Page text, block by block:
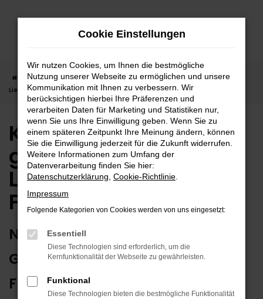
Zum
Startseite Freudenstadt
Kia in Freudenstadt günstig kaufen |
Lieferservice nach Freudenstadt
Kia in Freudenstadt
günstig kaufen |
Lieferservice nach
Freudenstadt
NUTZEN SIE IHREN NEUEN KIA FÜR
GRENZENLOSE MOBILITÄT IN
FREUDENSTADT
Cookie Einstellungen
Wir nutzen Cookies, um Ihnen die bestmögliche
Nutzung unserer Webseite zu ermöglichen und unsere
Kommunikation mit Ihnen zu verbessern. Wir
berücksichtigen hierbei Ihre Präferenzen und
verarbeiten Daten für Marketing und Statistiken nur,
wenn Sie uns Ihre Einwilligung geben. Wenn Sie zu
einem späteren Zeitpunkt Ihre Meinung ändern, können
Sie die Einwilligung jederzeit für die Zukunft widerrufen.
Weitere Informationen zum Umfang der
Datenverarbeitung finden Sie hier:
Datenschutzerklärung Cookie-Richtlinie
Impressum
Folgende Kategorien von Cookies werden von uns eingesetzt:
Essentiell
Diese Technologien sind erforderlich, um die
Kernfunktionalität der Webseite zu gewährleisten.
Funktional
Diese Technologien bieten die bestmögliche Funktionalität